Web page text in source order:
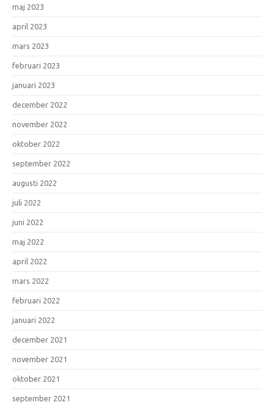
maj 2023
april 2023
mars 2023
februari 2023
januari 2023
december 2022
november 2022
oktober 2022
september 2022
augusti 2022
juli 2022
juni 2022
maj 2022
april 2022
mars 2022
februari 2022
januari 2022
december 2021
november 2021
oktober 2021
september 2021